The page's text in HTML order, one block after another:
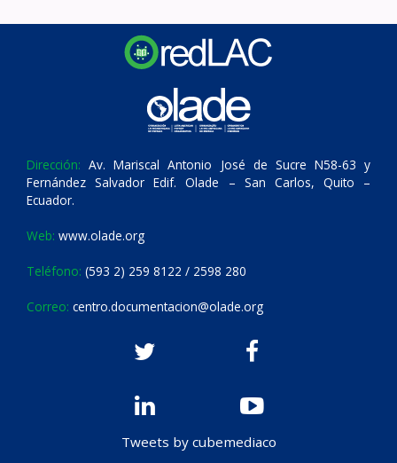
Dirección: Av. Mariscal Antonio José de Sucre N58-63 y
Fernández Salvador Edif. Olade – San Carlos, Quito –
Ecuador.
Web: www.olade.org
Teléfono: (593 2) 259 8122 / 2598 280
Correo: centro.documentacion@olade.org
Tweets by cubemediaco